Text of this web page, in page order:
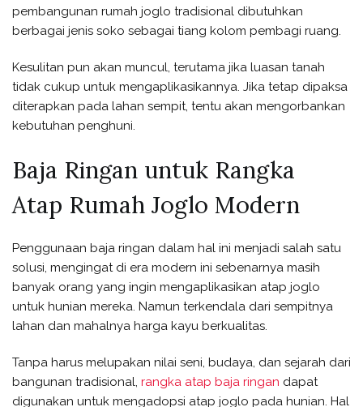
pembangunan rumah joglo tradisional dibutuhkan
berbagai jenis soko sebagai tiang kolom pembagi ruang.
Kesulitan pun akan muncul, terutama jika luasan tanah
tidak cukup untuk mengaplikasikannya. Jika tetap dipaksa
diterapkan pada lahan sempit, tentu akan mengorbankan
kebutuhan penghuni.
Baja Ringan untuk Rangka
Atap Rumah Joglo Modern
Penggunaan baja ringan dalam hal ini menjadi salah satu
solusi, mengingat di era modern ini sebenarnya masih
banyak orang yang ingin mengaplikasikan atap joglo
untuk hunian mereka. Namun terkendala dari sempitnya
lahan dan mahalnya harga kayu berkualitas.
Tanpa harus melupakan nilai seni, budaya, dan sejarah dari
bangunan tradisional, rangka atap baja ringan dapat
digunakan untuk mengadopsi atap joglo pada hunian. Hal